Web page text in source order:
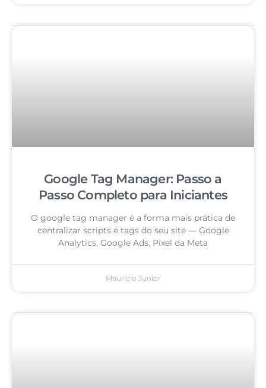
Google Tag Manager: Passo a
Passo Completo para Iniciantes
O google tag manager é a forma mais prática de
centralizar scripts e tags do seu site — Google
Analytics, Google Ads, Pixel da Meta
Mauricio Junior